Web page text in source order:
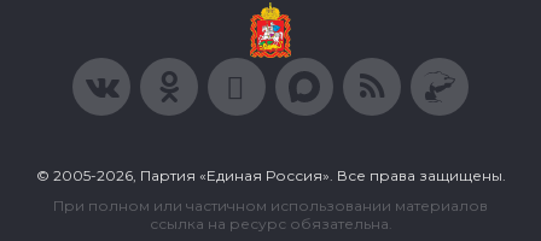
© 2005-2026, Партия «Единая Россия». Все права защищены.
При полном или частичном использовании материалов
ссылка на ресурс обязательна.